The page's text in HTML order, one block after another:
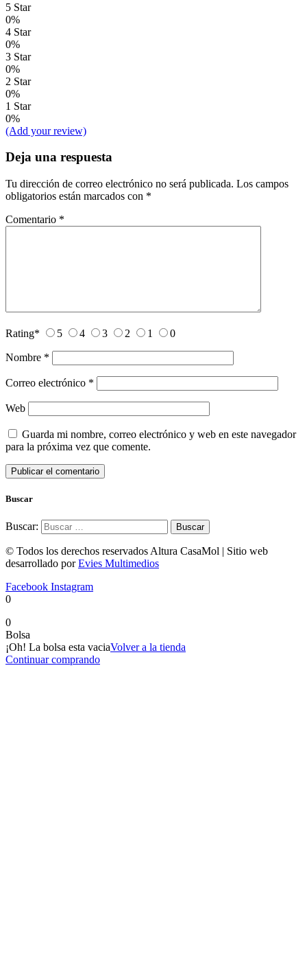
5 Star
0%
4 Star
0%
3 Star
0%
2 Star
0%
1 Star
0%
(Add your review)
Deja una respuesta
Tu dirección de correo electrónico no será publicada. Los campos
obligatorios están marcados con *
Comentario *
Rating* 5 4 3 2 1 0
Nombre *
Correo electrónico *
Web
Guarda mi nombre, correo electrónico y web en este navegador
para la próxima vez que comente.
Buscar
Buscar:
© Todos los derechos reservados Altura CasaMol | Sitio web
desarrollado porEvies Multimedios
Facebook Instagram
0
0
Bolsa
¡Oh! La bolsa esta vaciaVolver a la tienda
Continuar comprando